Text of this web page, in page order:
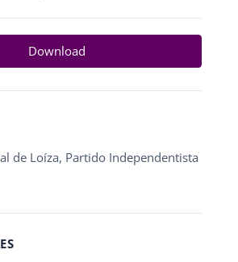
Download
de Loíza, Partido Independentista